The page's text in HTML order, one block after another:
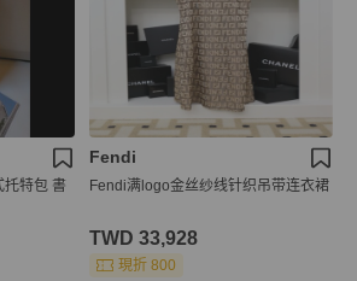
托特包 書
Fendi
Fendi满logo金丝纱线针织吊带连衣裙
TWD 33,928
現折 800